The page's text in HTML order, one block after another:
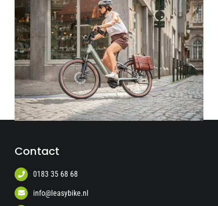
Contact
0183 35 68 68
info@leasybike.nl